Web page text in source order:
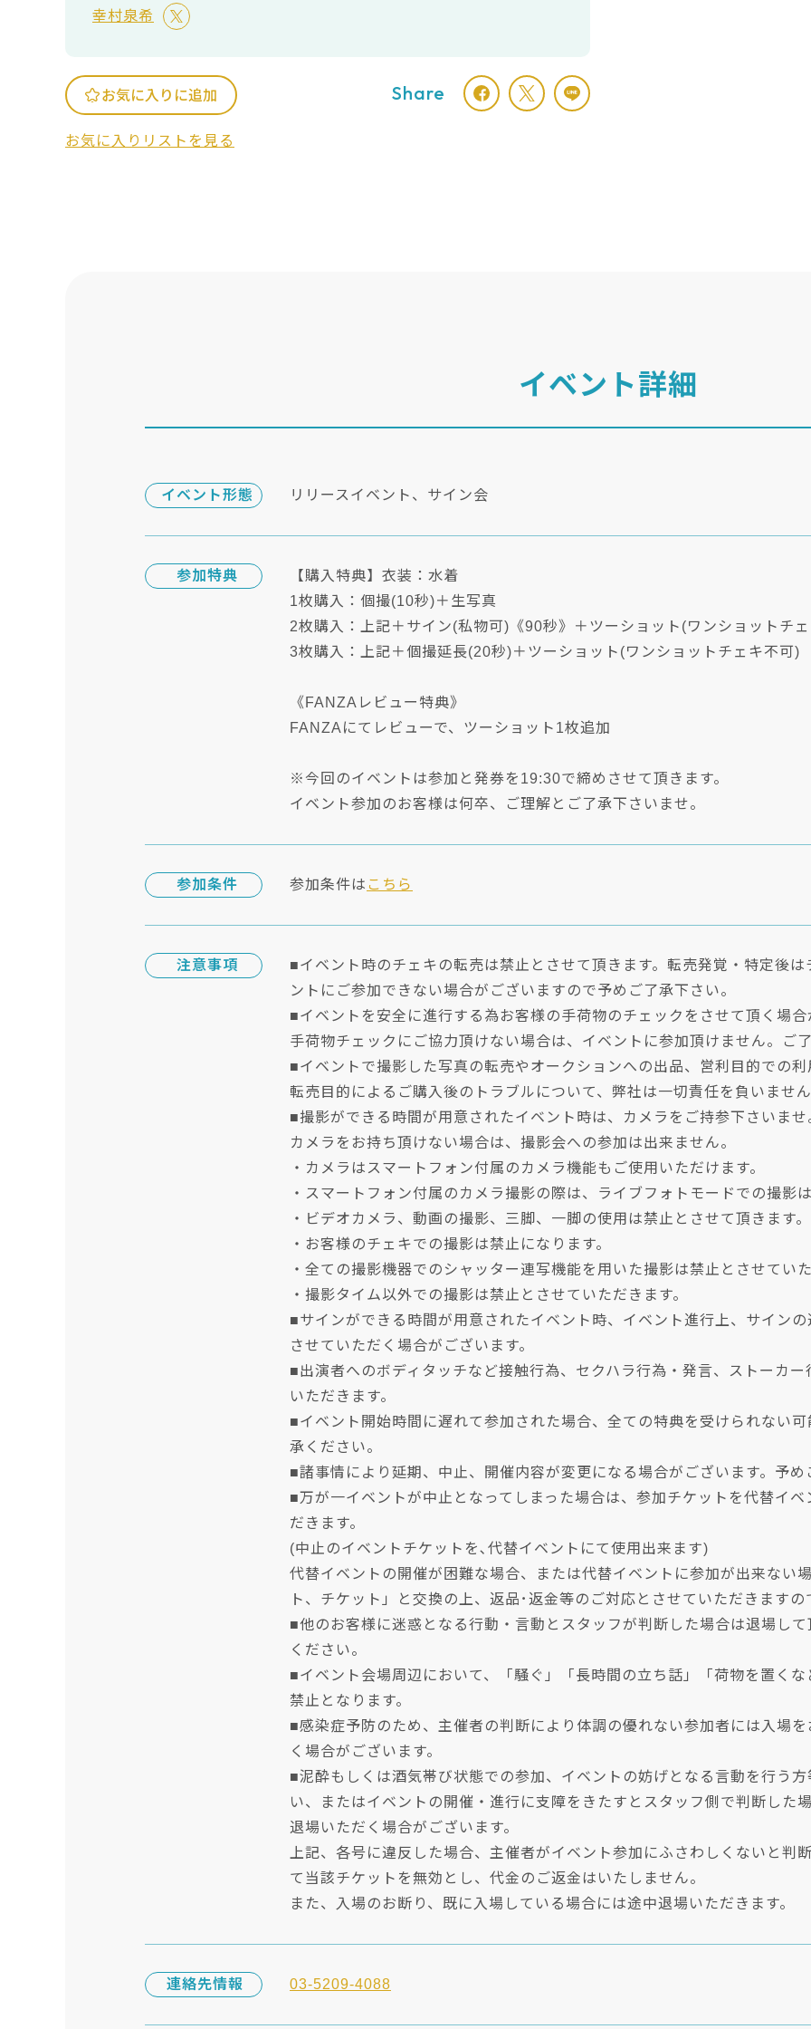
幸村泉希
お気に入りに追加
お気に入りリストを見る
Share
イベント詳細
イベント形態 リリースイベント、サイン会
参加特典
【購入特典】衣装：水着
1枚購入：個撮(10秒)＋生写真
2枚購入：上記＋サイン(私物可)《90秒》＋ツーショット(ワンショットチ
3枚購入：上記＋個撮延長(20秒)＋ツーショット(ワンショットチェキ不可)
《FANZAレビュー特典》
FANZAにてレビューで、ツーショット1枚追加
※今回のイベントは参加と発券を19:30で締めさせて頂きます。
イベント参加のお客様は何卒、ご理解とご了承下さいませ。
参加条件 参加条件は こちら
注意事項
■イベント時のチェキの転売は禁止とさせて頂きます。転売発覚・特定後
ントにご参加できない場合がございますので予めご了承下さい。
■イベントを安全に進行する為お客様の手荷物のチェックをさせて頂く場合
手荷物チェックにご協力頂けない場合は、イベントに参加頂けません。ご
■イベントで撮影した写真の転売やオークションへの出品、営利目的での
転売目的によるご購入後のトラブルについて、弊社は一切責任を負いませ
■撮影ができる時間が用意されたイベント時は、カメラをご持参下さいませ
カメラをお持ち頂けない場合は、撮影会への参加は出来ません。
・カメラはスマートフォン付属のカメラ機能もご使用いただけます。
・スマートフォン付属のカメラ撮影の際は、ライブフォトモードでの撮影
・ビデオカメラ、動画の撮影、三脚、一脚の使用は禁止とさせて頂きます。
・お客様のチェキでの撮影は禁止になります。
・全ての撮影機器でのシャッター連写機能を用いた撮影は禁止とさせてい
・撮影タイム以外での撮影は禁止とさせていただきます。
■サインができる時間が用意されたイベント時、イベント進行上、サイン
させていただく場合がございます。
■出演者へのボディタッチなど接触行為、セクハラ行為・発言、ストーカ
いただきます。
■イベント開始時間に遅れて参加された場合、全ての特典を受けられない
承ください。
■諸事情により延期、中止、開催内容が変更になる場合がございます。予
■万が一イベントが中止となってしまった場合は、参加チケットを代替イ
だきます。
(中止のイベントチケットを､代替イベントにて使用出来ます)
代替イベントの開催が困難な場合、または代替イベントに参加が出来ない
ト、チケット」と交換の上、返品･返金等のご対応とさせていただきます
■他のお客様に迷惑となる行動・言動とスタッフが判断した場合は退場し
ください。
■イベント会場周辺において、「騒ぐ」「長時間の立ち話」「荷物を置く
禁止となります。
■感染症予防のため、主催者の判断により体調の優れない参加者には入場
く場合がございます。
■泥酔もしくは酒気帯び状態での参加、イベントの妨げとなる言動を行う
い、またはイベントの開催・進行に支障をきたすとスタッフ側で判断した
退場いただく場合がございます。
上記、各号に違反した場合、主催者がイベント参加にふさわしくないと判
て当該チケットを無効とし、代金のご返金はいたしません。
また、入場のお断り、既に入場している場合には途中退場いただきます。
連絡先情報 03-5209-4088